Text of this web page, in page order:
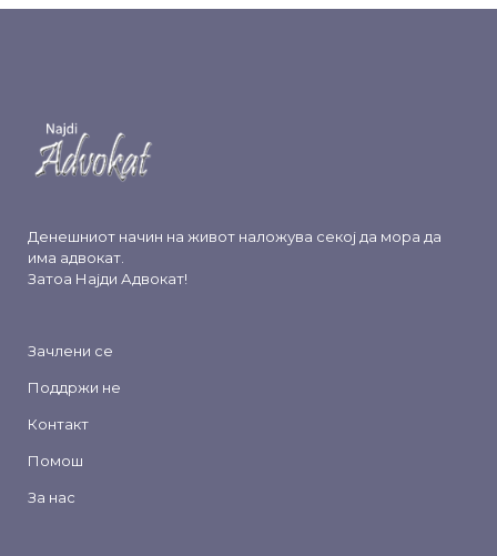
Денешниот начин на живот наложува секој да мора да
има адвокат.
Затоа Најди Адвокат!
Зачлени се
Поддржи не
Контакт
Помош
За нас